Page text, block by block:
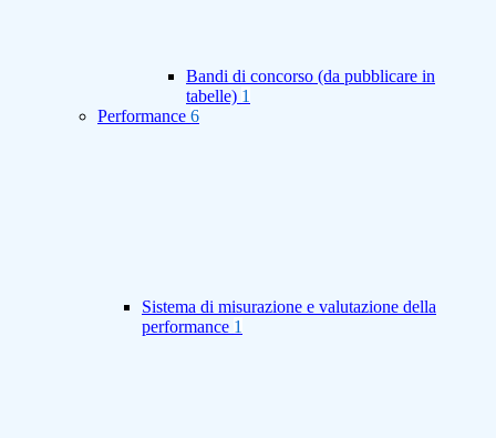
Bandi di concorso (da pubblicare in
tabelle) 1
Performance 6
Sistema di misurazione e valutazione della
performance 1